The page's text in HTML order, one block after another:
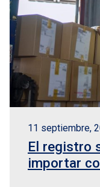
11 septiembre,
El registro
importar